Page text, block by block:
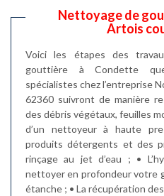
Nettoyage de
Artois
Voici les étapes des
gouttière à Condette
spécialistes chez l’entreprise
62360 suivront de manière
des débris végétaux, feuilles
d’un nettoyeur à haute
produits détergents et des
rinçage au jet d’eau ; •
nettoyer en profondeur votre
étanche ; • La récupération